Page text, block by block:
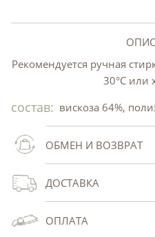
Рекомендуется ручная
30°C или
состав: вискоза 64%,
ОБМЕН И ВОЗВРАТ
ДОСТАВКА
ОПЛАТА